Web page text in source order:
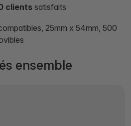
clients satisfaits
25mm x 54mm, 500
ensemble